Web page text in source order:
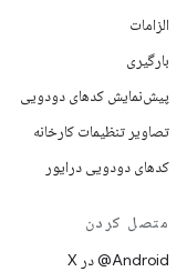
الزامات
بارگیری
پیش‌نمایش کدهای دودویی
تصاویر تنظیمات کارخانه
کدهای دودویی درایور
متصل کردن
‫‎@Android در X